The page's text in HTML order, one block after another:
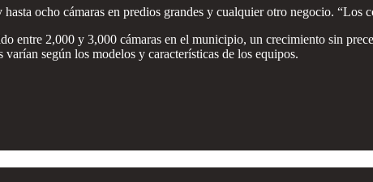
ocho cámaras en predios grandes y cualquier otro negocio. “Los
entre 2,000 y 3,000 cámaras en el municipio, un crecimiento sin
según los modelos y características de los equipos.